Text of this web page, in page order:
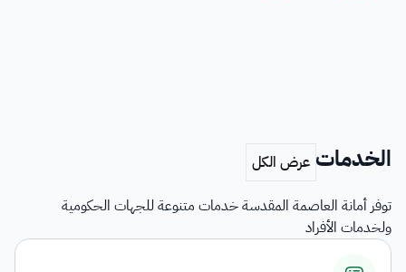
الخدمات
توفر أمانة العاصمة المقدسة خدمات متنوعة للجهات الحكومية
ولخدمات الأفراد